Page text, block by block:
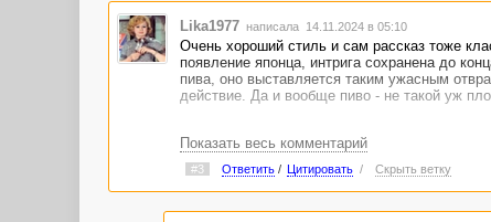
Lika1977 написала 14.11.2024 в 05:10
Очень хороший стиль и сам рассказ тоже
появление японца, интрига сохранена до
пива, оно выставляется таким ужасным
действие. Да и вообще пиво - не такой уж
Показать весь комментарий
#3 Ответить/ Цитировать / Скрыть ветку